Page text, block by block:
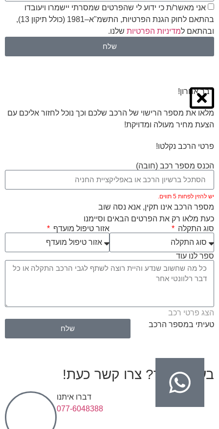
אני מאשר/ת כי ידוע לי שהפרטים שמסרתי יישמרו ויעובדו
בהתאם לחוק הגנת הפרטיות, התשמ"א–1981 (כולל תיקון 13),
ובהתאם ל מדיניות הפרטיותשלנו.
שלח
דבר אחרון!
מלאו את מספר הרישוי של הרכב שלכם וכך נוכל לחזור אליכם עם
הצעת מחיר מעולה ומדויקת!
פרטי הרכב נקלטו!
הכנס מספר רכב (חובה)
יש להזין לפחות 5 תווים.
מספר הרכב אינו תקין, אנא נסה שוב
כעת מלאו רק את הפרטים הבאים וסיימנו
סוג התקלה
אזור טיפול מועדף
ספר לנו עוד
הצג פרטי רכב
טעיתי במספר הרכב
שלח
בעיות בגיר? צרו קשר כעת!
דברו איתנו
077-6048388